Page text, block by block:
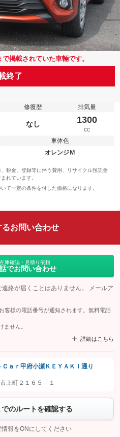
掲載されていた車輛です。
終了
修復歴
なし
排気量
1300
cc
車体色
オレンジＭ
税金、登録等に伴う費用、リサイクル預託金
れています。
て一定の条件を付した価格になります。
お問い合わせ
庫確認・見積り依頼
でお問い合わせ
絡が届くことはありません。 メールア
客様の電話番号が通知されます。無料電話
ません。
詳細はこちら
ち追加してから「許可する」ボタンを押
ップして問い合わせを
ａｒ甲府小瀬ＫＥＹＡＫＩ通り
上町２１６５－１
のルートを確認する
報をONにしてください